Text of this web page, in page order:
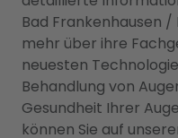
Bad Frankenhausen /
mehr über ihre
neuesten
Behandlung von
Gesundheit Ihrer
können Sie auf